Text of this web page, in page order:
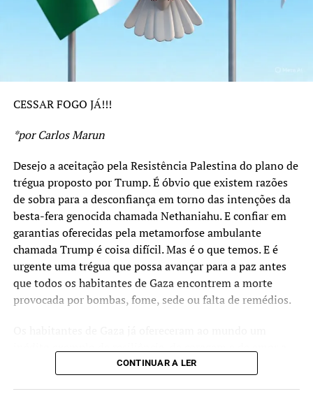
Aí um Trump corajoso e decente, que exija o
cumprimentos dos compromissos que ele avslisou, será
do Sul que desde o início repudiaram esta resposta
Tribunal Penal Internacional contra o Primeiro-Ministro
importantes os reconhecimentos ao Estado Palestino
promovidos por vários países há alguns dias, em especial
França, Reino Unido e Austrália. Contribuiu muito o
boicote promovido na ONU por dezenas de países que se
retiraram do plenário e deixaram Nethaniahu na ridícula
posição de falar para as paredes. Foi louvável a coragem
dos participantes da “Flotilha Humanitária” que partiu
para Gaza e terminou nas prisões de Israel, mas que
levou milhões de europeus as ruas em protestos contra o
indignação frente ao que acontecia.
Porém nada é tão importante quanto este novo
CESSAR FOGO JÁ!!!
*por Carlos Marun
Desejo a aceitação pela Resistência Palestina do plano de
trégua proposto por Trump. É óbvio que existem razões
de sobra para a desconfiança em torno das intenções da
besta-fera genocida chamada Nethaniahu. E confiar em
garantias oferecidas pela metamorfose ambulante
chamada Trump é coisa difícil. Mas é o que temos. E é
urgente uma trégua que possa avançar para a paz antes
que todos os habitantes de Gaza encontrem a morte
provocada por bombas, fome, sede ou falta de remédios.
sua terra. Mas agora merecem uma chance de sobreviver.
CONTINUAR A LER